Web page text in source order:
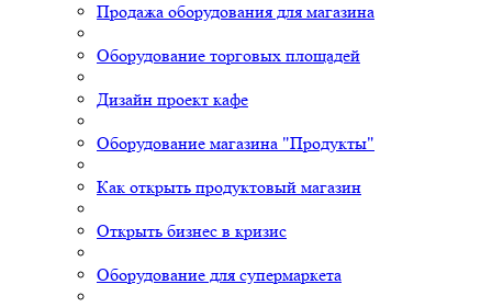
Продажа оборудования для магазина
Оборудование торговых площадей
Дизайн проект кафе
Оборудование магазина "Продукты"
Как открыть продуктовый магазин
Открыть бизнес в кризис
Оборудование для супермаркета